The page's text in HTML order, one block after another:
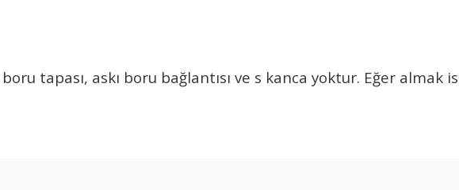
boru tapası, askı boru bağlantısı ve s kanca yoktur. Eğer